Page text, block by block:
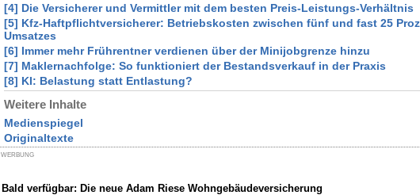
[4] Die Versicherer und Vermittler mit dem besten Preis-Leistungs-Verhältnis
[5] Kfz-Haftpflichtversicherer: Betriebskosten zwischen fünf und fast 25
Umsatzes
[6] Immer mehr Frührentner verdienen über der Minijobgrenze hinzu
[7] Maklernachfolge: So funktioniert der Bestandsverkauf in der Praxis
[8] KI: Belastung statt Entlastung?
Weitere Inhalte
Medienspiegel
Originaltexte
WERBUNG
Bald verfügbar: Die neue Adam Riese Wohngebäudeversicherung